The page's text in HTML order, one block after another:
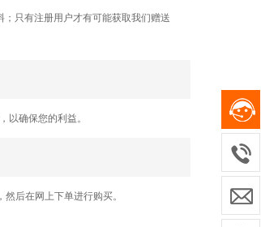
只有注册用户才有可能获取我们赠送
以确保您的利益。
后在网上下单进行购买。